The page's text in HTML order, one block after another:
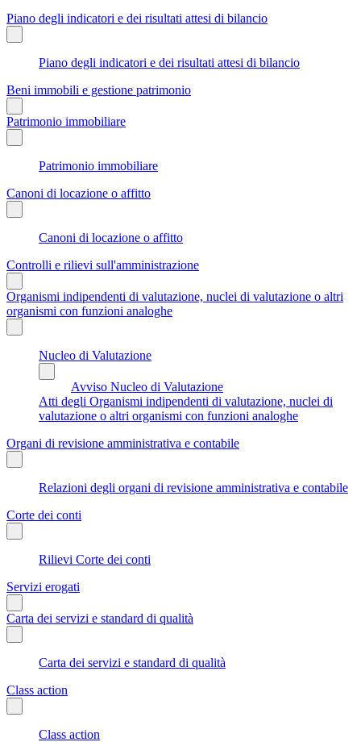
Piano degli indicatori e dei risultati attesi di bilancio
Piano degli indicatori e dei risultati attesi di bilancio
Beni immobili e gestione patrimonio
Patrimonio immobiliare
Patrimonio immobiliare
Canoni di locazione o affitto
Canoni di locazione o affitto
Controlli e rilievi sull'amministrazione
Organismi indipendenti di valutazione, nuclei di valutazione o altri
organismi con funzioni analoghe
Nucleo di Valutazione
Avviso Nucleo di Valutazione
Atti degli Organismi indipendenti di valutazione, nuclei di
valutazione o altri organismi con funzioni analoghe
Organi di revisione amministrativa e contabile
Relazioni degli organi di revisione amministrativa e contabile
Corte dei conti
Rilievi Corte dei conti
Servizi erogati
Carta dei servizi e standard di qualità
Carta dei servizi e standard di qualità
Class action
Class action